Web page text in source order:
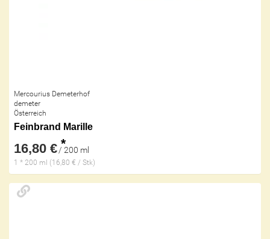
Mercourius Demeterhof
demeter
Österreich
Feinbrand Marille
16,80 € *
/ 200 ml
1 * 200 ml (16,80 € / Stk)